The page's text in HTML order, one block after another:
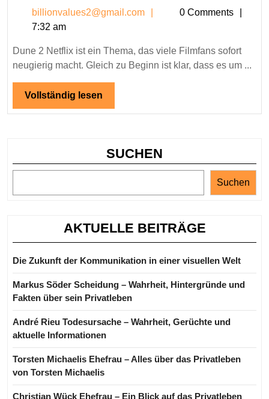
billionvalues2@gmail.com
0 Comments
7:32 am
Dune 2 Netflix ist ein Thema, das viele Filmfans sofort
neugierig macht. Gleich zu Beginn ist klar, dass es um ...
Vollständig lesen
lesen
SUCHEN
Suchen
AKTUELLE BEITRÄGE
Die Zukunft der Kommunikation in einer visuellen Welt
Markus Söder Scheidung – Wahrheit, Hintergründe und
Fakten über sein Privatleben
André Rieu Todesursache – Wahrheit, Gerüchte und
aktuelle Informationen
Torsten Michaelis Ehefrau – Alles über das Privatleben
von Torsten Michaelis
Christian Wück Ehefrau – Ein Blick auf das Privatleben